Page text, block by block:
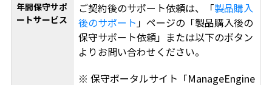
年間保守サポ
ートサービス
ご契約後のサポート依頼は、「製品購入
後のサポート」ページの「製品購入後の
保守サポート依頼」または以下のボタン
よりお問い合わせください。
※ 保守ポータルサイト「ManageEngine